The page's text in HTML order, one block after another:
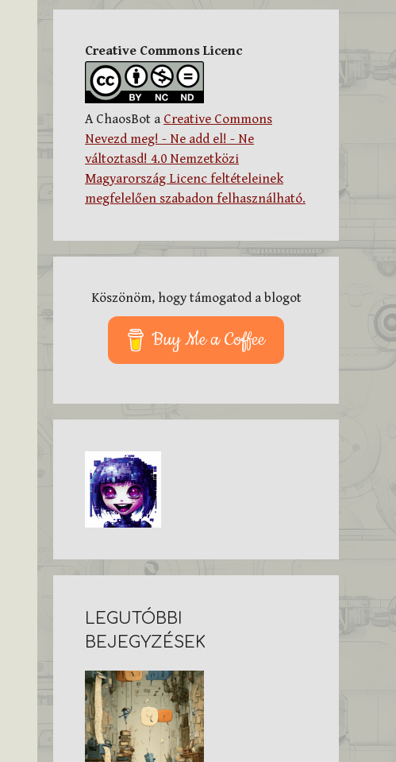
Creative Commons Licenc
A ChaosBot a Creative Commons
Nevezd meg! - Ne add el! - Ne
változtasd! 4.0 Nemzetközi
Magyarország Licenc feltételeinek
megfelelően szabadon felhasználható.
Köszönöm, hogy támogatod a blogot
Buy Me a Coffee
LEGUTÓBBI
BEJEGYZÉSEK